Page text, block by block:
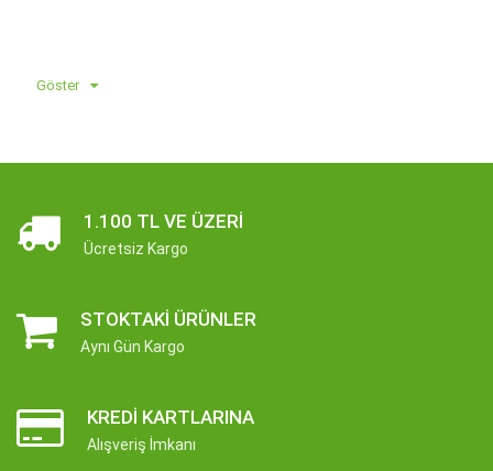
Göster
1.100 TL VE ÜZERI
Ücretsiz Kargo
STOKTAKI ÜRÜNLER
Aynı Gün Kargo
KREDI KARTLARINA
Alışveriş İmkanı